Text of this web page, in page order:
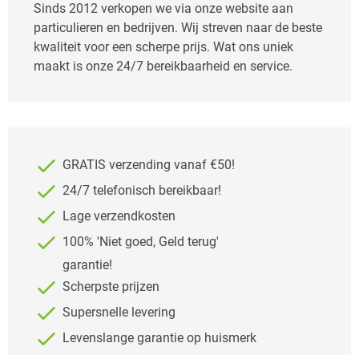
Sinds 2012 verkopen we via onze website aan
particulieren en bedrijven. Wij streven naar de beste
kwaliteit voor een scherpe prijs. Wat ons uniek
maakt is onze 24/7 bereikbaarheid en service.
GRATIS verzending vanaf €50!
24/7 telefonisch bereikbaar!
Lage verzendkosten
100% 'Niet goed, Geld terug'
garantie!
Scherpste prijzen
Supersnelle levering
Levenslange garantie op huismerk